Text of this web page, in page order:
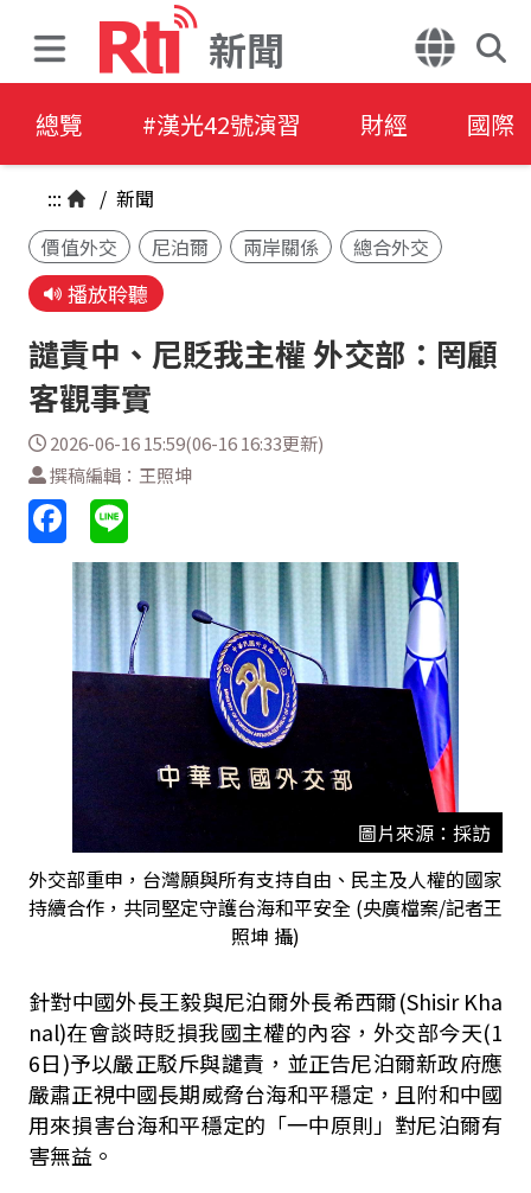
新聞
總覽 #漢光42號演習 財經 國際
::: / 新聞
價值外交
尼泊爾 兩岸關係 總合外交
播放聆聽
譴責中、尼貶我主權 外交部：罔顧
客觀事實
2026-06-16 15:59(06-16 16:33更新)
撰稿編輯：王照坤
圖片來源：採訪
外交部重申，台灣願與所有支持自由、民主及人權的國家
持續合作，共同堅定守護台海和平安全 (央廣檔案/記者王
照坤 攝)
針對中國外長王毅與尼泊爾外長希西爾(Shisir Kha
nal)在會談時貶損我國主權的內容，外交部今天(1
6日)予以嚴正駁斥與譴責，並正告尼泊爾新政府應
嚴肅正視中國長期威脅台海和平穩定，且附和中國
用來損害台海和平穩定的「一中原則」對尼泊爾有
害無益。